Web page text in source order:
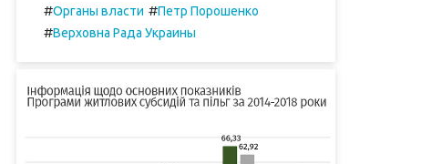
#Органы власти #Петр Порошенко
#Верховна Рада Украины